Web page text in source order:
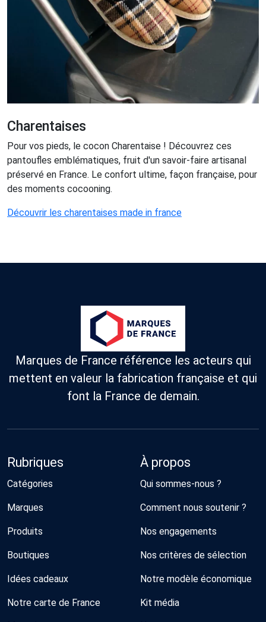
Charentaises
Pour vos pieds, le cocon Charentaise ! Découvrez ces
pantoufles emblématiques, fruit d'un savoir-faire artisanal
préservé en France. Le confort ultime, façon française, pour
des moments cocooning.
Découvrir les charentaises made in france
Marques de France référence les acteurs qui
mettent en valeur la fabrication française et qui
font la France de demain.
Rubriques
Catégories
Marques
Produits
Boutiques
Idées cadeaux
Notre carte de France
À propos
Qui sommes-nous ?
Comment nous soutenir ?
Nos engagements
Nos critères de sélection
Notre modèle économique
Kit média